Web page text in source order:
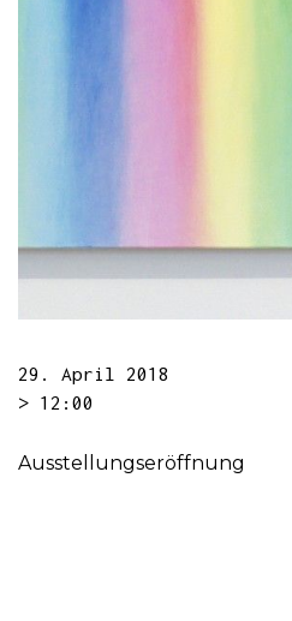
29. April 2018
> 12:00
Ausstellungseröffnung